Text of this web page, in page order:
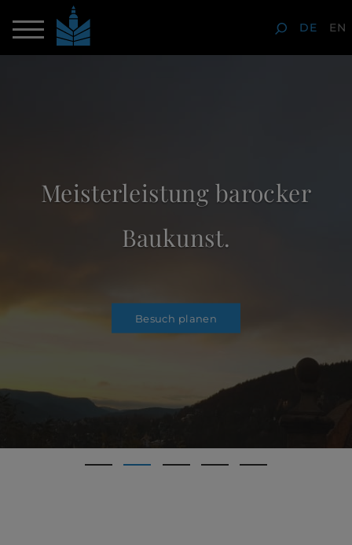
DE EN
Meisterleistung barocker
Baukunst.
Besuch planen